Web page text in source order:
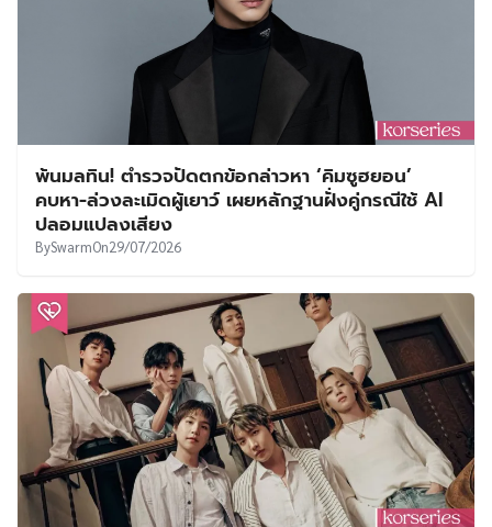
พ้นมลทิน! ตำรวจปัดตกข้อกล่าวหา ‘คิมซูฮยอน’
คบหา-ล่วงละเมิดผู้เยาว์ เผยหลักฐานฝั่งคู่กรณีใช้ AI
ปลอมแปลงเสียง
BySwarmOn29/07/2026